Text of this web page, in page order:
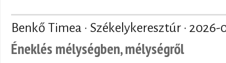
Benkő Timea · Székelykeresztúr · 2026-
Éneklés mélységben, mélységről